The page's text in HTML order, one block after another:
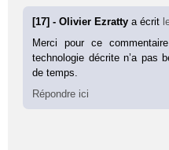
[17] - Olivier Ezrattya écrit
Merci pour ce
technologie décrite n’a pas
de temps.
Répondre ici